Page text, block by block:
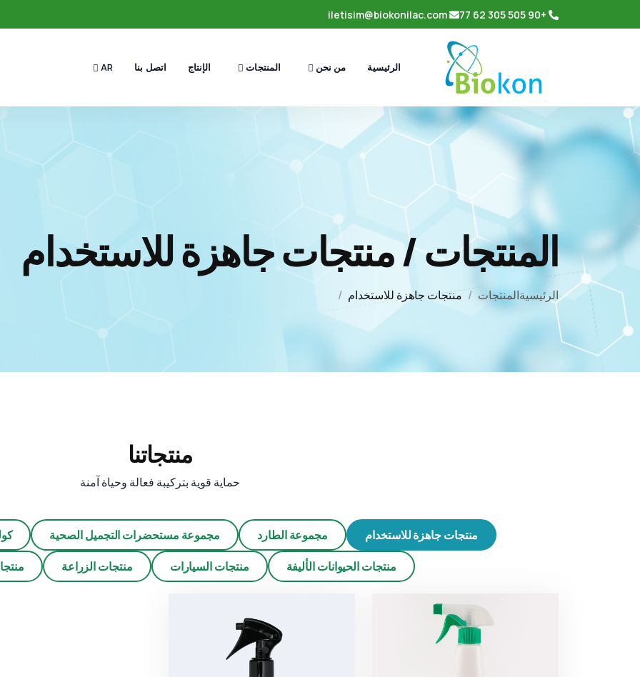
+90 505 305 62 77
الرئيسية من نحن المنتجات الإنتاج اتصل بنا AR
المنتجات / منتجات جاهزة للاستخدام
الرئيسيةالمنتجات منتجات جاهزة للاستخدام
منتجاتنا
حماية قوية بتركيبة فعالة وحياة آمنة
منتجات جاهزة للاستخدام مجموعة الطارد مجموعة مستحضرات التجميل الصحية
منتجات الحيوانات الأليفة
منتجات السيارات منتجات الزراعة